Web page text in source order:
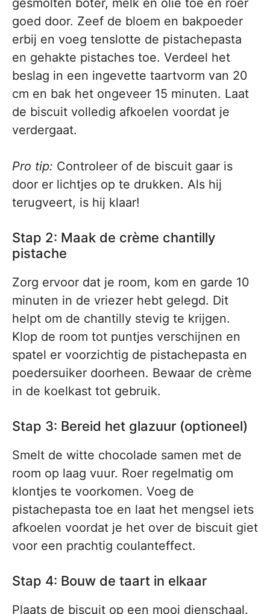
gesmolten boter, melk en olie toe en roer
goed door. Zeef de bloem en bakpoeder
erbij en voeg tenslotte de pistachepasta
en gehakte pistaches toe. Verdeel het
beslag in een ingevette taartvorm van 20
cm en bak het ongeveer 15 minuten. Laat
de biscuit volledig afkoelen voordat je
verdergaat.
Pro tip: Controleer of de biscuit gaar is
door er lichtjes op te drukken. Als hij
terugveert, is hij klaar!
Stap 2: Maak de crème chantilly
pistache
Zorg ervoor dat je room, kom en garde 10
minuten in de vriezer hebt gelegd. Dit
helpt om de chantilly stevig te krijgen.
Klop de room tot puntjes verschijnen en
spatel er voorzichtig de pistachepasta en
poedersuiker doorheen. Bewaar de crème
in de koelkast tot gebruik.
Stap 3: Bereid het glazuur (optioneel)
Smelt de witte chocolade samen met de
room op laag vuur. Roer regelmatig om
klontjes te voorkomen. Voeg de
pistachepasta toe en laat het mengsel iets
afkoelen voordat je het over de biscuit giet
voor een prachtig coulanteffect.
Stap 4: Bouw de taart in elkaar
Plaats de biscuit op een mooi dienschaal.